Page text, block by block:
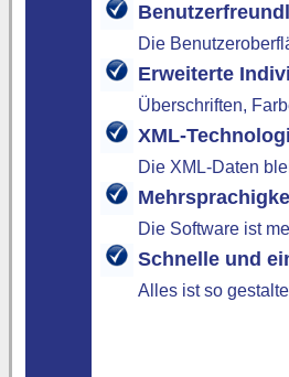
Die
Erweiterte
Überschriften,
XML-
Die XML-Daten
Die Software ist
Schnelle und
Alles ist so